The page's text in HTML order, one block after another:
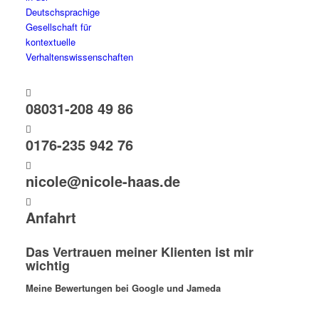
08031-208 49 86
0176-235 942 76
nicole@nicole-haas.de
Anfahrt
Das Vertrauen meiner Klienten ist mir
wichtig
Meine Bewertungen bei Google und Jameda